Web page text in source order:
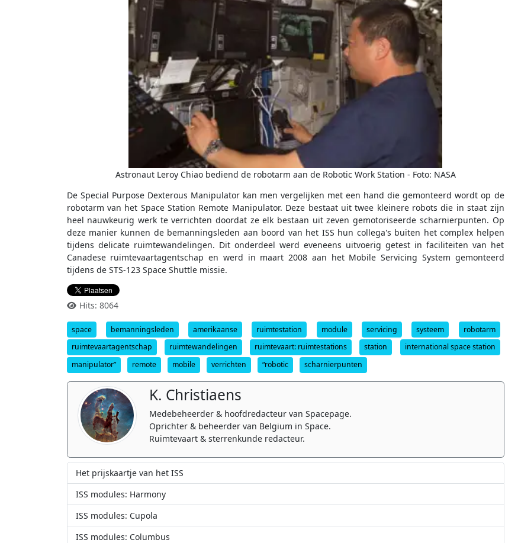
Astronaut Leroy Chiao bediend de robotarm aan de Robotic Work Station - Foto: NASA
De Special Purpose Dexterous Manipulator kan men vergelijken met een hand die gemonteerd wordt op de
robotarm van het Space Station Remote Manipulator. Deze bestaat uit twee kleinere robots die in staat zijn
heel nauwkeurig werk te verrichten doordat ze elk bestaan uit zeven gemotoriseerde scharnierpunten. Op
deze manier kunnen de bemanningsleden aan boord van het ISS hun collega's buiten het complex helpen
tijdens delicate ruimtewandelingen. Dit onderdeel werd eveneens uitvoerig getest in faciliteiten van het
Canadese ruimtevaartagentschap en werd in maart 2008 aan het Mobile Servicing System gemonteerd
tijdens de STS-123 Space Shuttle missie.
Hits: 8064
space bemanningsleden amerikaanse ruimtestation module servicing systeem
robotarm
ruimtevaartagentschap
ruimtewandelingen ruimtevaart: ruimtestations station
international space station
manipulator”
remote mobile verrichten “robotic scharnierpunten
K. Christiaens
Medebeheerder & hoofdredacteur van Spacepage.
Oprichter & beheerder van Belgium in Space.
Ruimtevaart & sterrenkunde redacteur.
Het prijskaartje van het ISS
ISS modules: Harmony
ISS modules: Cupola
ISS modules: Columbus